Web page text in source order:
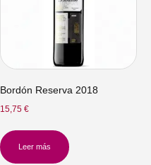
Bordón Reserva 2018
15,75 €
Leer más